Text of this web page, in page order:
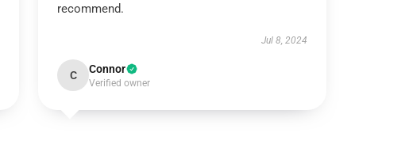
recommend.
Jul 8, 2024
C Connor
Verified owner